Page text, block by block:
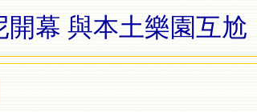
開幕 與本土樂園互尬